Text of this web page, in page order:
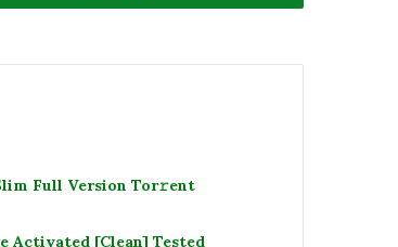
Full Version Tor𝚛ent
Activated [Clean] Tested